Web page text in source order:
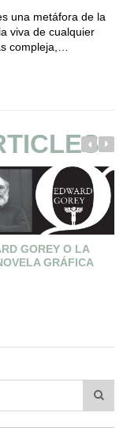
una metáfora de la
viva de cualquier
compleja,…
GOREY O LA
GRÁFICA